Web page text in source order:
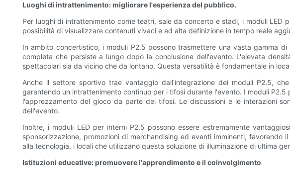
Luoghi di intrattenimento: migliorare l'esperienza del pubblico.
Per luoghi di intrattenimento come teatri, sale da concerto e stadi, i moduli
possibilità di visualizzare contenuti vivaci e ad alta definizione in tempo reale
In ambito concertistico, i moduli P2.5 possono trasmettere una vasta gamma
completa che persiste a lungo dopo la conclusione dell'evento. L'elevata
spettacolari sia da vicino che da lontano. Questa versatilità è fondamentale in
Anche il settore sportivo trae vantaggio dall'integrazione dei moduli P2.5,
garantendo un intrattenimento continuo per i tifosi durante l'evento. I moduli
l'apprezzamento del gioco da parte dei tifosi. Le discussioni e le interazioni
dell'evento.
Inoltre, i moduli LED per interni P2.5 possono essere estremamente
sponsorizzazione, promozioni di merchandising ed eventi imminenti,
alla tecnologia, i locali che utilizzano questa soluzione di illuminazione di ultima
Istituzioni educative: promuovere l'apprendimento e il coinvolgimento